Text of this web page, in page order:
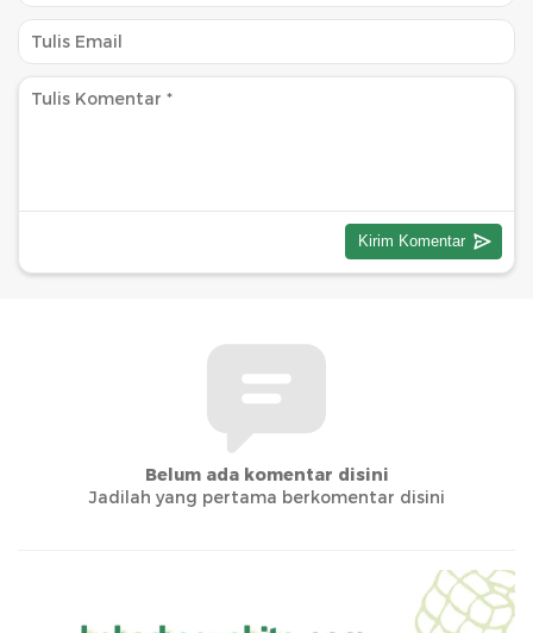
Belum ada komentar disini
Jadilah yang pertama berkomentar disini